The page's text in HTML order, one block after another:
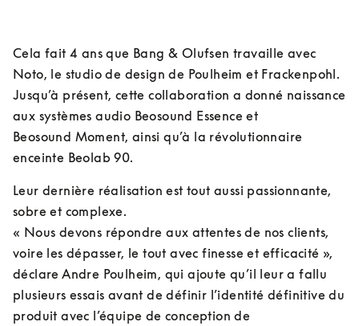
Cela fait 4 ans que Bang & Olufsen travaille avec
Noto, le studio de design de Poulheim et Frackenpohl.
Jusqu’à présent, cette collaboration a donné naissance
aux systèmes audio Beosound Essence et
Beosound Moment, ainsi qu’à la révolutionnaire
enceinte Beolab 90.
Leur dernière réalisation est tout aussi passionnante,
sobre et complexe.
« Nous devons répondre aux attentes de nos clients,
voire les dépasser, le tout avec finesse et efficacité »,
déclare Andre Poulheim, qui ajoute qu’il leur a fallu
plusieurs essais avant de définir l’identité définitive du
produit avec l’équipe de conception de